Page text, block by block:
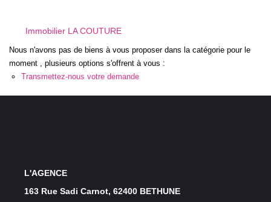
GESTION LOCATIVE
Qui Sommes-Nous
Immobilier LA COUTURE
Nous n'avons pas de biens à vous proposer dans la catégorie pour le
moment , plusieurs options s'offrent à vous :
Transmettez-nous votre demande
L'AGENCE
163 Rue Sadi Carnot, 62400 BETHUNE